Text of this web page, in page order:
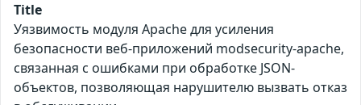
Title
Уязвимость модуля Apache для усиления
безопасности веб-приложений modsecurity-apache,
связанная с ошибками при обработке JSON-
объектов, позволяющая нарушителю вызвать отказ